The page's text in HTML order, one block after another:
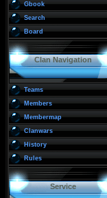
Gbook
Search
Board
Clan Navigation
Teams
Members
Membermap
Clanwars
History
Rules
Service